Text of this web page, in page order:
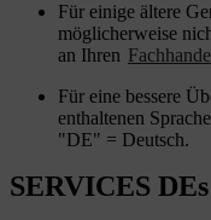
Für einige ältere
möglicherweise
an Ihren
Für eine bessere
enthaltenen
"DE" = Deutsch.
SERVICES